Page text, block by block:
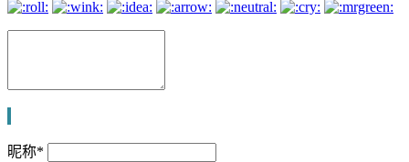
昵称*